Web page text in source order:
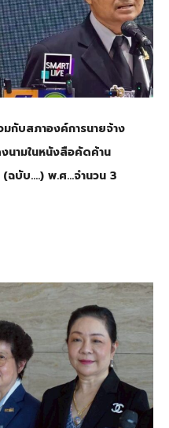
กับสภาองค์การนายจ้าง
นามในหนังสือคัดค้าน
(ฉบับ….) พ.ศ…จำนวน 3